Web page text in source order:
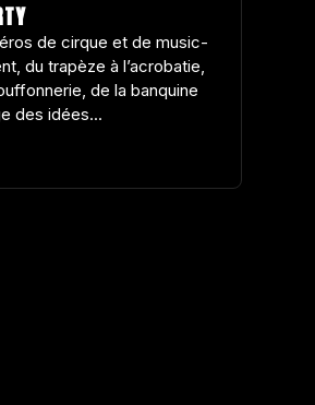
de cirque et de music-
du trapèze à l’acrobatie,
de la banquine
des idées...